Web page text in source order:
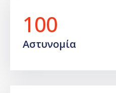
100
Αστυνομία